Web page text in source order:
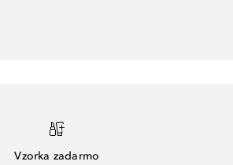
Vzorka zadarmo